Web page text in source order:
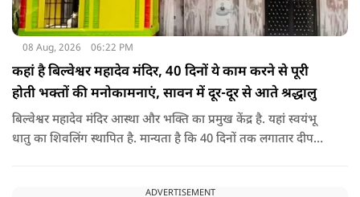
08 Aug, 2026 06:22 PM
कहां है बिल्वेश्वर महादेव मंदिर, 40 दिनों ये काम करने से पूरी
होती भक्तों की मनोकामनाएं, सावन में दूर-दूर से आते श्रद्धालु
बिल्वेश्वर महादेव मंदिर आस्था और भक्ति का प्रमुख केंद्र है. यहां स्वयंभू
धातु का शिवलिंग स्थापित है. मान्यता है कि 40 दिनों तक लगातार दीपक
ADVERTISEMENT